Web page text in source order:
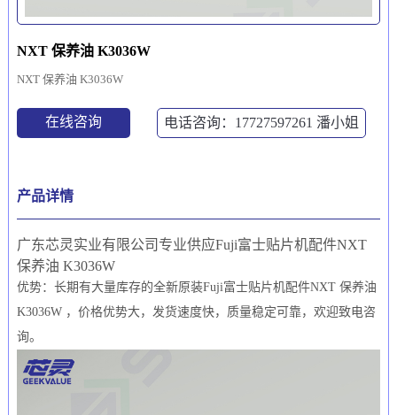
NXT 保养油 K3036W
NXT 保养油 K3036W
在线咨询 电话咨询：17727597261 潘小姐
产品详情
广东芯灵实业有限公司专业供应Fuji富士贴片机配件NXT
保养油 K3036W
优势：长期有大量库存的全新原装Fuji富士贴片机配件NXT 保养油
K3036W ，价格优势大，发货速度快，质量稳定可靠，欢迎致电咨
询。